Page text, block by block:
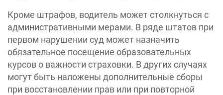
Кроме штрафов, водитель может столкнуться с
административными мерами. В ряде штатов при
первом нарушении суд может назначить
обязательное посещение образовательных
курсов о важности страховки. В других случаях
могут быть наложены дополнительные сборы
при восстановлении прав или при повторной